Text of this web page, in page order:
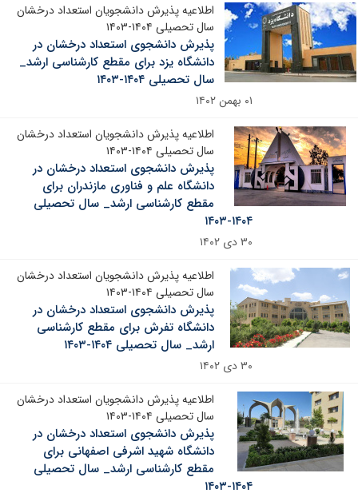
اطلاعیه پذیرش دانشجویان استعداد درخشان
سال تحصیلی ۱۴۰۴-۱۴۰۳
پذیرش دانشجوی استعداد درخشان در
دانشگاه یزد برای مقطع کارشناسی ارشد_
سال تحصیلی ۱۴۰۴-۱۴۰۳
۰۱ بهمن ۱۴۰۲
اطلاعیه پذیرش دانشجویان استعداد درخشان
سال تحصیلی ۱۴۰۴-۱۴۰۳
پذیرش دانشجوی استعداد درخشان در
دانشگاه علم و فناوری مازندران برای
مقطع کارشناسی ارشد_ سال تحصیلی
۱۴۰۴-۱۴۰۳
۳۰ دی ۱۴۰۲
اطلاعیه پذیرش دانشجویان استعداد درخشان
سال تحصیلی ۱۴۰۴-۱۴۰۳
پذیرش دانشجوی استعداد درخشان در
دانشگاه تفرش برای مقطع کارشناسی
ارشد_ سال تحصیلی ۱۴۰۴-۱۴۰۳
۳۰ دی ۱۴۰۲
اطلاعیه پذیرش دانشجویان استعداد درخشان
سال تحصیلی ۱۴۰۴-۱۴۰۳
پذیرش دانشجوی استعداد درخشان در
دانشگاه شهید اشرفی اصفهانی برای
مقطع کارشناسی ارشد_ سال تحصیلی
۱۴۰۴-۱۴۰۳